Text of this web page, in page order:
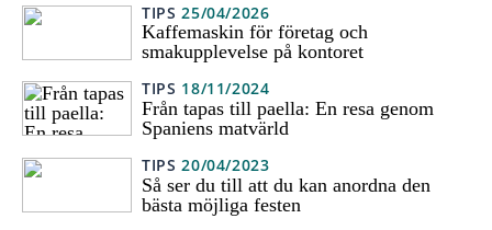
TIPS 25/04/2026
Kaffemaskin för företag och
smakupplevelse på kontoret
TIPS 18/11/2024
Från tapas till paella: En resa genom
Spaniens matvärld
TIPS 20/04/2023
Så ser du till att du kan anordna den
bästa möjliga festen